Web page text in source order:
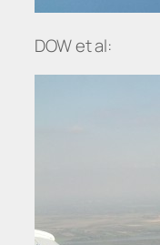
DOW et al: